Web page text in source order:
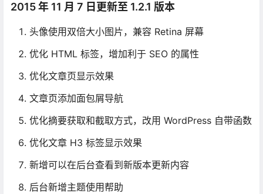
2015 年 11 月 7 日更新至 1.2.1 版本
头像使用双倍大小图片，兼容 Retina 屏幕
优化 HTML 标签，增加利于 SEO 的属性
优化文章页显示效果
文章页添加面包屑导航
优化摘要获取和截取方式，改用 WordPress 自带函数
优化文章 H3 标签显示效果
新增可以在后台查看到新版本更新内容
后台新增主题使用帮助